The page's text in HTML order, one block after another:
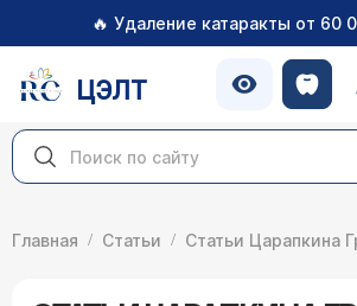
🔥 Удаление катаракты от 60
ЦЭЛТ
Главная Статьи Статьи Царапкина